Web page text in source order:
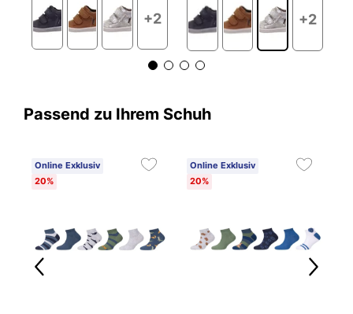
+2 +2
Passend zu Ihrem Schuh
Online Exklusiv
20%
Online Exklusiv
20%